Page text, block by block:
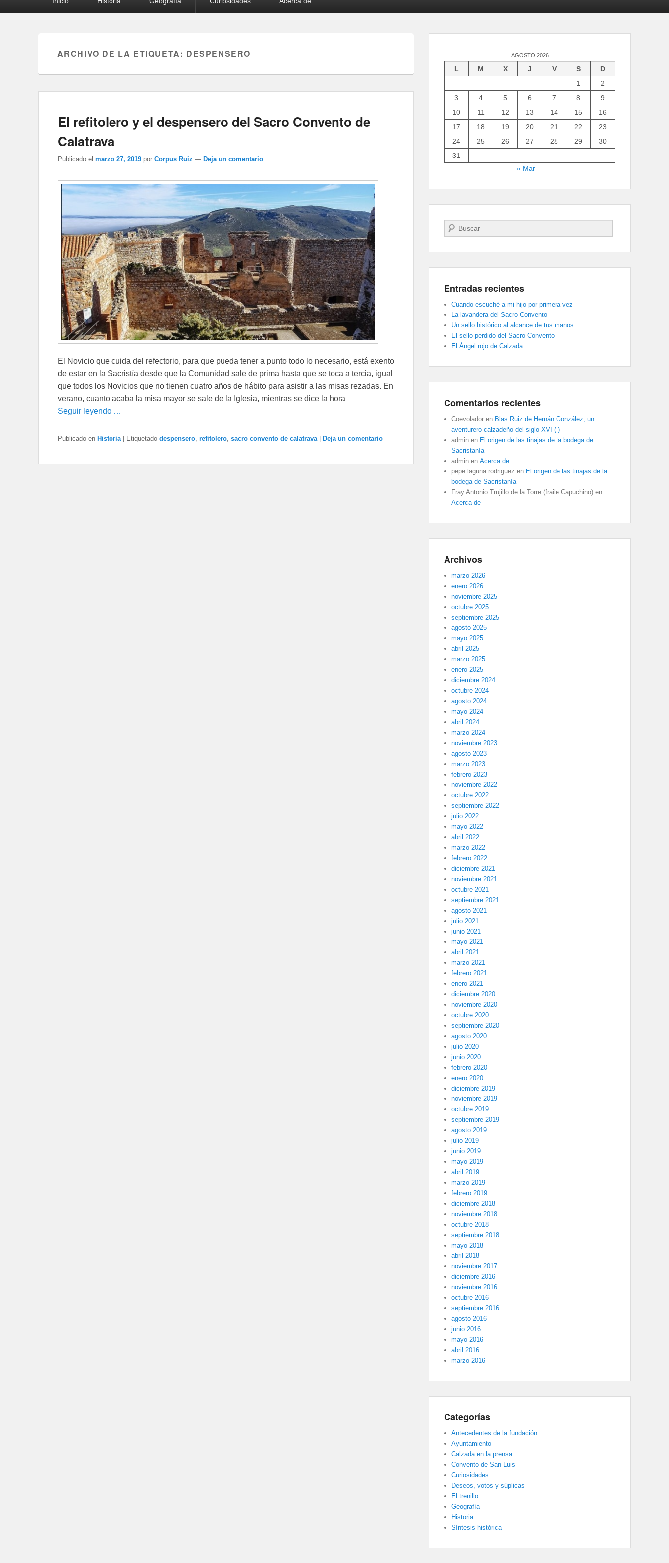
ARCHIVO DE LA ETIQUETA: DESPENSERO
El refitolero y el despensero del Sacro Convento de
Calatrava
Publicado el marzo 27, 2019 por Corpus Ruiz — Deja un comentario
El Novicio que cuida del refectorio, para que pueda tener a punto todo lo necesario, está exento
de estar en la Sacristía desde que la Comunidad sale de prima hasta que se toca a tercia, igual
que todos los Novicios que no tienen cuatro años de hábito para asistir a las misas rezadas. En
verano, cuanto acaba la misa mayor se sale de la Iglesia, mientras se dice la hora
Seguir leyendo …
Publicado en Historia | Etiquetado despensero refitolero sacro convento de calatrava | Deja un comentario
AGOSTO 2026
L M X J V S
D
1
2
3
4 5 6 7 8
9
10
11 12 13 14 15
16
17
18 19 20 21 22
23
24
25 26 27 28 29
30
31
« Mar
Buscar
Entradas recientes
Cuando escuché a mi hijo por primera vez
La lavandera del Sacro Convento
Un sello histórico al alcance de tus manos
El sello perdido del Sacro Convento
El Ángel rojo de Calzada
Comentarios recientes
Coevolador en Blas Ruiz de Hernán González, un
aventurero calzadeño del siglo XVI (I)
admin en El origen de las tinajas de la bodega de
Sacristanía
admin en Acerca de
pepe laguna rodriguez en El origen de las tinajas de la
bodega de Sacristanía
Fray Antonio Trujillo de la Torre (fraile Capuchino) en
Acerca de
Archivos
marzo 2026
enero 2026
noviembre 2025
octubre 2025
septiembre 2025
agosto 2025
mayo 2025
abril 2025
marzo 2025
enero 2025
diciembre 2024
octubre 2024
agosto 2024
mayo 2024
abril 2024
marzo 2024
noviembre 2023
agosto 2023
marzo 2023
febrero 2023
noviembre 2022
octubre 2022
septiembre 2022
julio 2022
mayo 2022
abril 2022
marzo 2022
febrero 2022
diciembre 2021
noviembre 2021
octubre 2021
septiembre 2021
agosto 2021
julio 2021
junio 2021
mayo 2021
abril 2021
marzo 2021
febrero 2021
enero 2021
diciembre 2020
noviembre 2020
octubre 2020
septiembre 2020
agosto 2020
julio 2020
junio 2020
febrero 2020
enero 2020
diciembre 2019
noviembre 2019
octubre 2019
septiembre 2019
agosto 2019
julio 2019
junio 2019
mayo 2019
abril 2019
marzo 2019
febrero 2019
diciembre 2018
noviembre 2018
octubre 2018
septiembre 2018
mayo 2018
abril 2018
noviembre 2017
diciembre 2016
noviembre 2016
octubre 2016
septiembre 2016
agosto 2016
junio 2016
mayo 2016
abril 2016
marzo 2016
Categorías
Antecedentes de la fundación
Ayuntamiento
Calzada en la prensa
Convento de San Luis
Curiosidades
Deseos, votos y súplicas
El trenillo
Geografía
Historia
Síntesis histórica